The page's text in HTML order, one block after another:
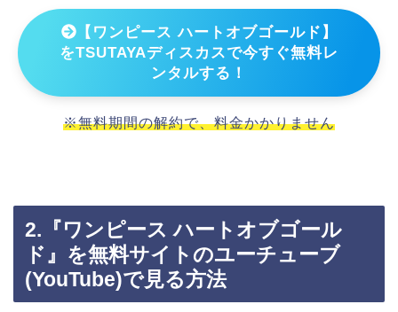
【ワンピース ハートオブゴールド】
をTSUTAYAディスカスで今すぐ無料レ
ンタルする！
※無料期間の解約で、料金かかりません
2.『ワンピース ハートオブゴール
ド』を無料サイトのユーチューブ
(YouTube)で見る方法